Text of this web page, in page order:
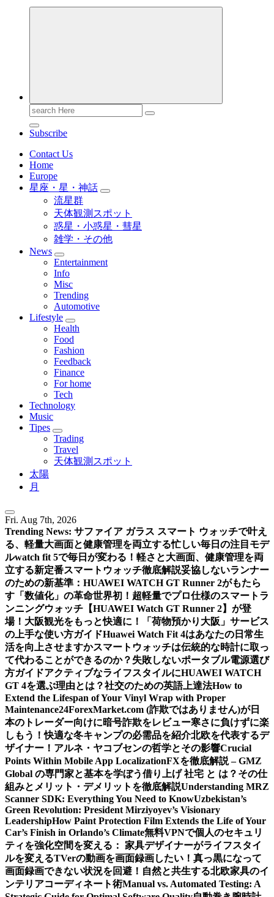
Search
for:
Subscribe
Contact Us
Home
Europe
星座・星・神話
流星群
天体観測スポット
惑星・小惑星・彗星
雑学・その他
News
Entertainment
Info
Misc
Trending
Automotive
Lifestyle
Health
Food
Fashion
Feedback
Finance
For home
Tech
Technology
Music
Tipes
Trading
Travel
天体観測スポット
太陽
月
Fri. Aug 7th, 2026
Trending News: サファイア ガラス スマート ウォッチで叶え
る、軽量大画面と健康管理を両立する忙しい毎日の注目モデ
ルwatch fit 5で毎日が変わる！軽さと大画面、健康管理を両
立する新定番スマートウォッチ徹底解説妥協しないランナー
のための新基準：HUAWEI WATCH GT Runner 2がもたら
す「数値化」の革命世界初！超軽量でプロ仕様のスマートラ
ンニングウォッチ【HUAWEI Watch GT Runner 2】が登
場！ 大阪観光をもっと快適に！「荷物預かり大阪」サービス
の上手な使い方ガイドHuawei Watch Fit 4はあなたの日常生
活を向上させますかスマートウォッチは伝統的な時計に取っ
て代わることができるのか？ 失敗しないポータブル電源選び
方ガイドアクティブなライフスタイルにHUAWEI WATCH
GT 4を選ぶ理由とは？社交のための英語上達法How to
Extend the Lifespan of Your Vinyl Wrap with Proper
Maintenance24ForexMarket.com (詐欺ではありません)が日
本のトレーダー向けに暗号詐欺をレビュー寒さに負けずに楽
しもう！快適な冬キャンプの必需品を紹介北欧を代表するデ
ザイナー！アルネ・ヤコブセンの哲学とその影響Crucial
Points Within Mobile App LocalizationFXを徹底解説 – GMZ
Global の専門家と基本を学ぼう借り上げ 社宅 と は？その仕
組みとメリット・デメリットを徹底解説Understanding MRZ
Scanner SDK: Everything You Need to KnowUzbekistan’s
Green Revolution: President Mirziyoyev’s Visionary
LeadershipHow Paint Protection Film Extends the Life of Your
Car’s Finish in Orlando’s Climate無料VPNで個人のセキュリ
ティを強化空間を変える： 家具デザイナーがライフスタイ
ルを変えるTVerの動画を画面録画したい！真っ黒になって
画面録画できない状況を回避！ 自然と共生する北欧家具のイ
ンテリアコーディネート術Manual vs. Automated Testing: A